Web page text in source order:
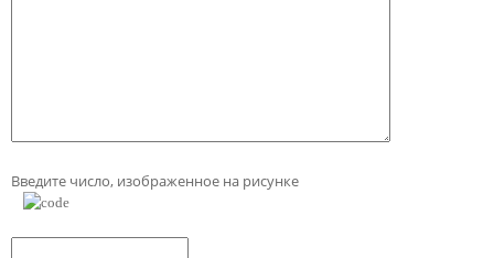
Введите число, изображенное на рисунке